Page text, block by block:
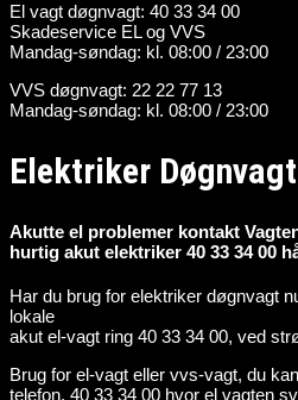
El vagt døgnvagt: 40 33 34 00
Skadeservice EL og VVS
Mandag-søndag: kl. 08:00 / 23:00
VVS døgnvagt: 22 22 77 13
Mandag-søndag: kl. 08:00 / 23:00
Elektriker
Akutte el problemer kontakt
hurtig akut elektriker 40 33 34 00
Har du brug for elektriker døgnvagt
lokale
akut el-vagt ring 40 33 34 00, ved
Brug for el-vagt eller vvs-vagt, du
telefon, 40 33 34 00 hvor el vagten